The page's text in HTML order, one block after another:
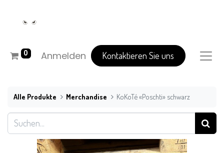
0 Anmelden Kontaktieren Sie uns
Alle Produkte Merchandise KoKoTé «Poschti» schwarz